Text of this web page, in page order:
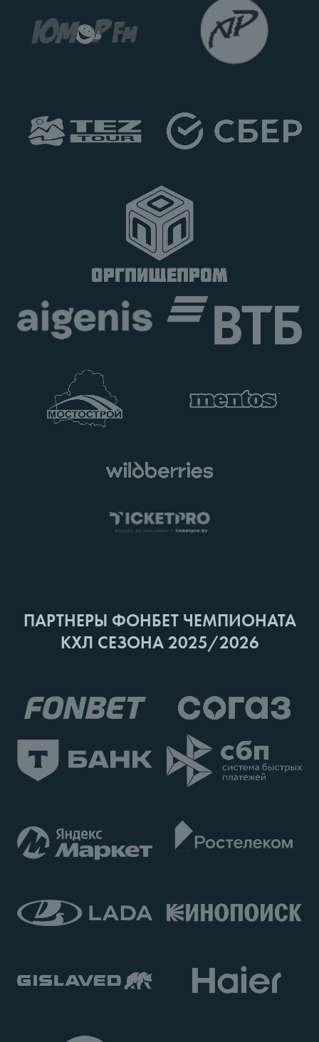
ПАРТНЕРЫ ФОНБЕТ ЧЕМПИОНАТА
КХЛ СЕЗОНА 2025/2026